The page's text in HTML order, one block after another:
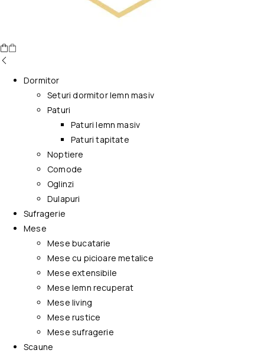
Dormitor
Seturi dormitor lemn masiv
Paturi
Paturi lemn masiv
Paturi tapitate
Noptiere
Comode
Oglinzi
Dulapuri
Sufragerie
Mese
Mese bucatarie
Mese cu picioare metalice
Mese extensibile
Mese lemn recuperat
Mese living
Mese rustice
Mese sufragerie
Scaune